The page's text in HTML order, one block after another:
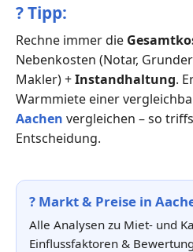
?Tipp:
Rechne immer die
Nebenkosten (Notar,
Makler) +Instandhaltung.
Warmmiete einer
Aachen vergleichen – so
Entscheidung.
? Markt & Preise in
Alle Analysen zu Miet- und
Einflussfaktoren &